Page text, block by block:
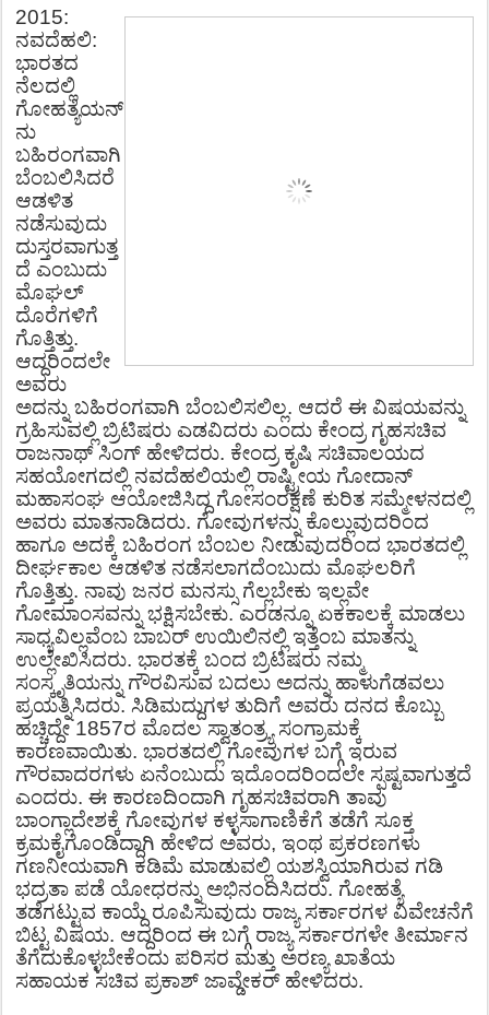
2015:
ನವದೆಹಲಿ:
ಭಾರತದ
ನೆಲದಲ್ಲಿ
ಗೋಹತ್ಯೆಯನ್
ನು
ಬಹಿರಂಗವಾಗಿ
ಬೆಂಬಲಿಸಿದರೆ
ಆಡಳಿತ
ನಡೆಸುವುದು
ದುಸ್ತರವಾಗುತ್ತ
ದೆ ಎಂಬುದು
ಮೊಘಲ್
ದೊರೆಗಳಿಗೆ
ಗೊತ್ತಿತ್ತು.
ಆದ್ದರಿಂದಲೇ
ಅವರು
ಅದನ್ನು ಬಹಿರಂಗವಾಗಿ ಬೆಂಬಲಿಸಲಿಲ್ಲ. ಆದರೆ ಈ ವಿಷಯವನ್ನು
ಗ್ರಹಿಸುವಲ್ಲಿ ಬ್ರಿಟಿಷರು ಎಡವಿದರು ಎಂದು ಕೇಂದ್ರ ಗೃಹಸಚಿವ
ರಾಜನಾಥ್ ಸಿಂಗ್ ಹೇಳಿದರು. ಕೇಂದ್ರ ಕೃಷಿ ಸಚಿವಾಲಯದ
ಸಹಯೋಗದಲ್ಲಿ ನವದೆಹಲಿಯಲ್ಲಿ ರಾಷ್ಟ್ರೀಯ ಗೋದಾನ್
ಮಹಾಸಂಘ ಆಯೋಜಿಸಿದ್ದ ಗೋಸಂರಕ್ಷಣೆ ಕುರಿತ ಸಮ್ಮೇಳನದಲ್ಲಿ
ಅವರು ಮಾತನಾಡಿದರು. ಗೋವುಗಳನ್ನು ಕೊಲ್ಲುವುದರಿಂದ
ಹಾಗೂ ಅದಕ್ಕೆ ಬಹಿರಂಗ ಬೆಂಬಲ ನೀಡುವುದರಿಂದ ಭಾರತದಲ್ಲಿ
ದೀರ್ಘಕಾಲ ಆಡಳಿತ ನಡೆಸಲಾಗದೆಂಬುದು ಮೊಘಲರಿಗೆ
ಗೊತ್ತಿತ್ತು. ನಾವು ಜನರ ಮನಸ್ಸು ಗೆಲ್ಲಬೇಕು ಇಲ್ಲವೇ
ಗೋಮಾಂಸವನ್ನು ಭಕ್ಷಿಸಬೇಕು. ಎರಡನ್ನೂ ಏಕಕಾಲಕ್ಕೆ ಮಾಡಲು
ಸಾಧ್ಯವಿಲ್ಲವೆಂಬ ಬಾಬರ್ ಉಯಿಲಿನಲ್ಲಿ ಇತ್ತೆಂಬ ಮಾತನ್ನು
ಉಲ್ಲೇಖಿಸಿದರು. ಭಾರತಕ್ಕೆ ಬಂದ ಬ್ರಿಟಿಷರು ನಮ್ಮ
ಸಂಸ್ಕೃತಿಯನ್ನು ಗೌರವಿಸುವ ಬದಲು ಅದನ್ನು ಹಾಳುಗೆಡವಲು
ಪ್ರಯತ್ನಿಸಿದರು. ಸಿಡಿಮದ್ದುಗಳ ತುದಿಗೆ ಅವರು ದನದ ಕೊಬ್ಬು
ಹಚ್ಚಿದ್ದೇ1857ರ ಮೊದಲ ಸ್ವಾತಂತ್ರ್ಯ ಸಂಗ್ರಾಮಕ್ಕೆ
ಕಾರಣವಾಯಿತು. ಭಾರತದಲ್ಲಿ ಗೋವುಗಳ ಬಗ್ಗೆ ಇರುವ
ಗೌರವಾದರಗಳು ಏನೆಂಬುದು ಇದೊಂದರಿಂದಲೇ ಸ್ಪಷ್ಟವಾಗುತ್ತದೆ
ಎಂದರು. ಈ ಕಾರಣದಿಂದಾಗಿ ಗೃಹಸಚಿವರಾಗಿ ತಾವು
ಬಾಂಗ್ಲಾದೇಶಕ್ಕೆ ಗೋವುಗಳ ಕಳ್ಳಸಾಗಾಣಿಕೆಗೆ ತಡೆಗೆ ಸೂಕ್ತ
ಕ್ರಮಕೈಗೊಂಡಿದ್ದಾಗಿ ಹೇಳಿದ ಅವರು, ಇಂಥ ಪ್ರಕರಣಗಳು
ಗಣನೀಯವಾಗಿ ಕಡಿಮೆ ಮಾಡುವಲ್ಲಿ ಯಶಸ್ವಿಯಾಗಿರುವ ಗಡಿ
ಭದ್ರತಾ ಪಡೆ ಯೋಧರನ್ನು ಅಭಿನಂದಿಸಿದರು. ಗೋಹತ್ಯೆ
ತಡೆಗಟ್ಟುವ ಕಾಯ್ದೆ ರೂಪಿಸುವುದು ರಾಜ್ಯ ಸರ್ಕಾರಗಳ ವಿವೇಚನೆಗೆ
ಬಿಟ್ಟ ವಿಷಯ. ಆದ್ದರಿಂದ ಈ ಬಗ್ಗೆ ರಾಜ್ಯ ಸರ್ಕಾರಗಳೇ ತೀರ್ಮಾನ
ತೆಗೆದುಕೊಳ್ಳಬೇಕೆಂದು ಪರಿಸರ ಮತ್ತು ಅರಣ್ಯ ಖಾತೆಯ
ಸಹಾಯಕ ಸಚಿವ ಪ್ರಕಾಶ್ ಜಾವ್ಡೇಕರ್ ಹೇಳಿದರು.